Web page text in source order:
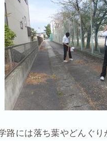
路には落ち葉やどんぐ